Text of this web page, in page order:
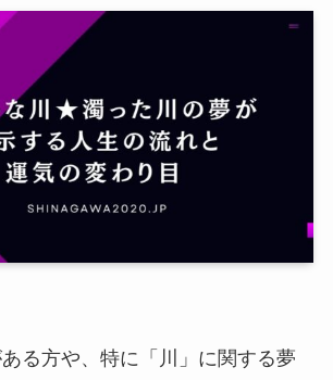
る方や、特に「川」に関する夢